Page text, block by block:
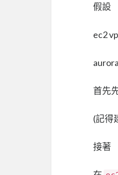
假設
ec2
首先
(記得
接著